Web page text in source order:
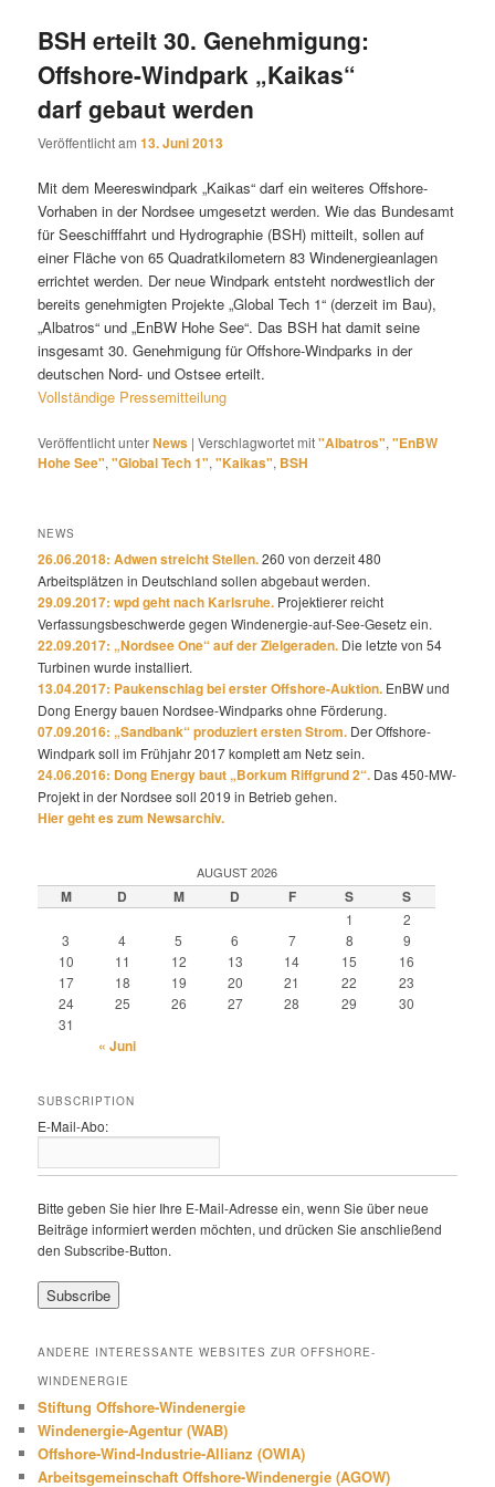
BSH erteilt 30. Genehmigung:
Offshore-Windpark „Kaikas“
darf gebaut werden
Veröffentlicht am13. Juni 2013
Mit dem Meereswindpark „Kaikas“ darf ein weiteres Offshore-
Vorhaben in der Nordsee umgesetzt werden. Wie das Bundesamt
für Seeschifffahrt und Hydrographie (BSH) mitteilt, sollen auf
einer Fläche von 65 Quadratkilometern 83 Windenergieanlagen
errichtet werden. Der neue Windpark entsteht nordwestlich der
bereits genehmigten Projekte „Global Tech 1“ (derzeit im Bau),
„Albatros“ und „EnBW Hohe See“. Das BSH hat damit seine
insgesamt 30. Genehmigung für Offshore-Windparks in der
deutschen Nord- und Ostsee erteilt.
Vollständige Pressemitteilung
Veröffentlicht unterNews |Verschlagwortet mit"Albatros","EnBW
Hohe See","Global Tech 1","Kaikas", BSH
NEWS
26.06.2018: Adwen streicht Stellen.260 von derzeit 480
Arbeitsplätzen in Deutschland sollen abgebaut werden.
29.09.2017: wpd geht nach Karlsruhe. Projektierer reicht
Verfassungsbeschwerde gegen Windenergie-auf-See-Gesetz ein.
22.09.2017: „Nordsee One“ auf der Zielgeraden. Die letzte von 54
Turbinen wurde installiert.
13.04.2017: Paukenschlag bei erster Offshore-Auktion. EnBW und
Dong Energy bauen Nordsee-Windparks ohne Förderung.
07.09.2016: „Sandbank“ produziert ersten Strom. Der Offshore-
Windpark soll im Frühjahr 2017 komplett am Netz sein.
24.06.2016: Dong Energy baut „Borkum Riffgrund 2“. Das 450-MW-
Projekt in der Nordsee soll 2019 in Betrieb gehen.
Hier geht es zum Newsarchiv.
AUGUST 2026
M D M D F S S
1
2
3
4 5 6 7 8
9
10
11 12 13 14 15
16
17
18 19 20 21 22
23
24
25 26 27 28 29
30
31
« Juni
SUBSCRIPTION
E-Mail-Abo:
Bitte geben Sie hier Ihre E-Mail-Adresse ein, wenn Sie über neue
Beiträge informiert werden möchten, und drücken Sie anschließend
den Subscribe-Button.
ANDERE INTERESSANTE WEBSITES ZUR OFFSHORE-
WINDENERGIE
Stiftung Offshore-Windenergie
Windenergie-Agentur (WAB)
Offshore-Wind-Industrie-Allianz (OWIA)
Arbeitsgemeinschaft Offshore-Windenergie (AGOW)